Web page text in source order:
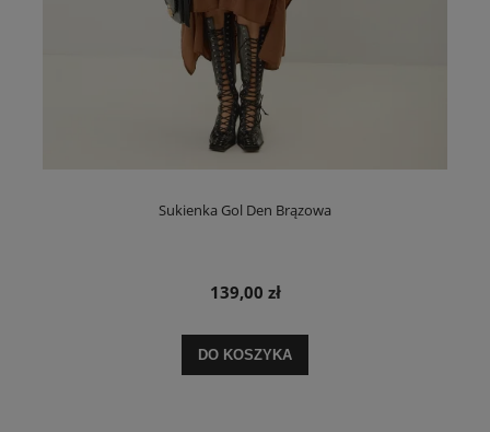
Sukienka Gol Den Brązowa
139,00 zł
DO KOSZYKA